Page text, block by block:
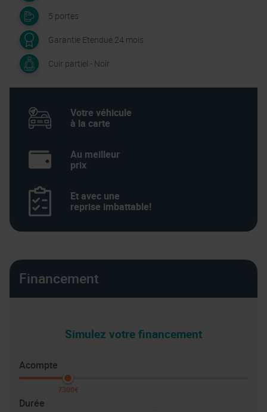
5 portes
Garantie Etendue 24 mois
Cuir partiel - Noir
Votre véhicule
à la carte
Au meilleur
prix
Et avec une
reprise imbattable!
Financement
Simulez votre financement
Acompte
7300€
Durée